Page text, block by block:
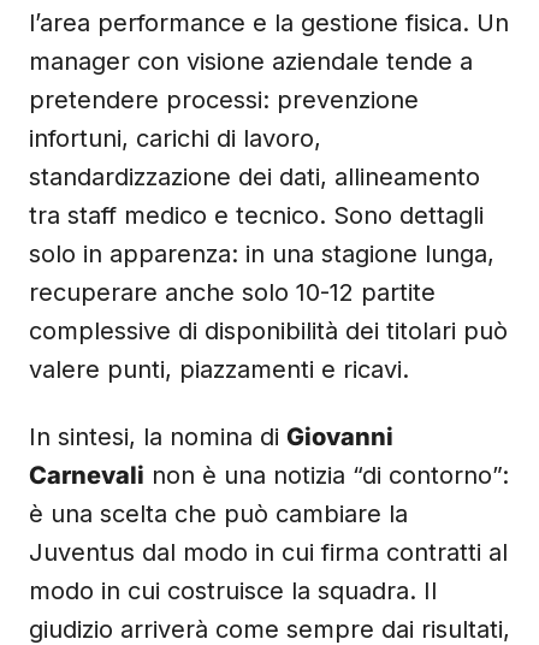
l’area performance e la gestione fisica. Un
manager con visione aziendale tende a
pretendere processi: prevenzione
infortuni, carichi di lavoro,
standardizzazione dei dati, allineamento
tra staff medico e tecnico. Sono dettagli
solo in apparenza: in una stagione lunga,
recuperare anche solo 10-12 partite
complessive di disponibilità dei titolari può
valere punti, piazzamenti e ricavi.
In sintesi, la nomina di Giovanni
Carnevali non è una notizia “di contorno”:
è una scelta che può cambiare la
Juventus dal modo in cui firma contratti al
modo in cui costruisce la squadra. Il
giudizio arriverà come sempre dai risultati,